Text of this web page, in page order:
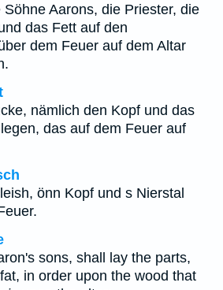
Aarons, die Priester, die
das Fett auf den
dem Feuer auf dem Altar
nämlich den Kopf und das
das auf dem Feuer auf
önn Kopf und s Nierstal
sons, shall lay the parts,
in order upon the wood that